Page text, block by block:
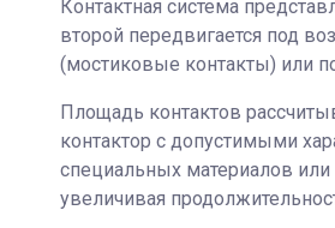
Контактная система
второй передвигается под
(мостиковые контакты) или
Площадь контактов
контактор с допустимыми
специальных материалов
увеличивая